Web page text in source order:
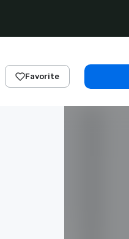
Favorite